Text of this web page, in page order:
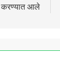
करण्यात आले